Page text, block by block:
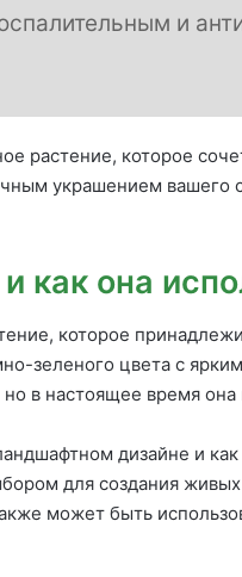
и
растение, которое
украшением вашего
как она
которое
зеленого цвета с
в настоящее время
дизайне и
для создания
может быть